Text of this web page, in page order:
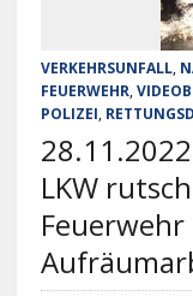
VERKEHRSUNFALL,
FEUERWEHR,
POLIZEI,
LKW